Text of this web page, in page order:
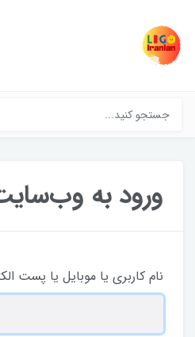
ورود به
نام کاربری یا موبایل یا پست